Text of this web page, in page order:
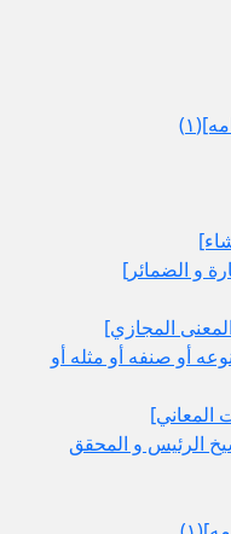
و الضمائر]
المجازي‏]
أو صنفه أو مثله أو
المعاني‏]
الرئيس و المحقق